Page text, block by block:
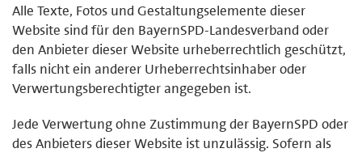
Alle Texte, Fotos und Gestaltungselemente dieser
Website sind für den BayernSPD-Landesverband oder
den Anbieter dieser Website urheberrechtlich geschützt,
falls nicht ein anderer Urheberrechtsinhaber oder
Verwertungsberechtigter angegeben ist.
Jede Verwertung ohne Zustimmung der BayernSPD oder
des Anbieters dieser Website ist unzulässig. Sofern als